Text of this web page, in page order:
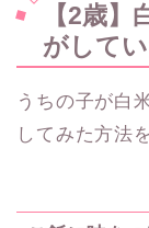
【2歳
がして
うちの子が白
してみた方法